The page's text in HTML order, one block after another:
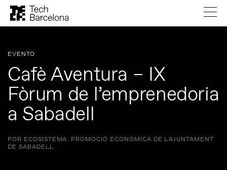
EVENTO
Cafè Aventura – IX
Fòrum de l’emprenedoria
a Sabadell
POR ECOSISTEMA: PROMOCIÓ ECONÒMICA DE L'AJUNTAMENT
DE SABADELL